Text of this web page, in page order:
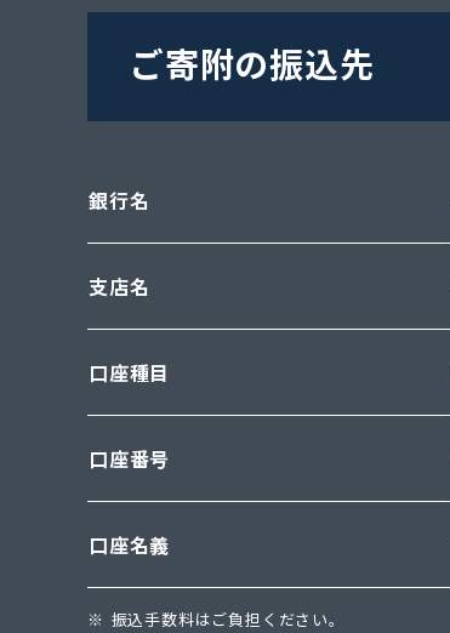
ご寄附の振込先
銀行名
支店名
口座種目
口座番号
口座名義
振込手数料はご負担ください。